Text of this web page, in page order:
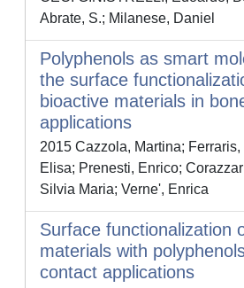
Abrate, S.; Milanese, Daniel
Polyphenols as smart
the surface
bioactive materials in
applications
2015 Cazzola, Martina; Ferraris,
Elisa; Prenesti, Enrico;
Silvia Maria; Verne', Enrica
Surface functionalization
materials with
contact applications